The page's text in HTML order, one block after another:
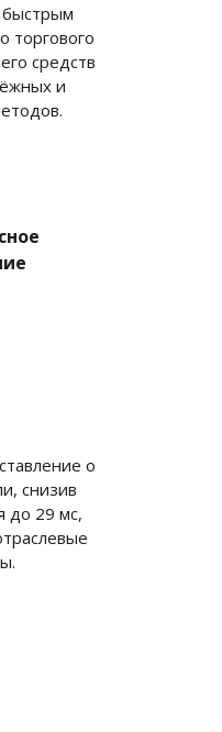
быстрым
торгового
средств
и
о
снизив
до 29 мс,